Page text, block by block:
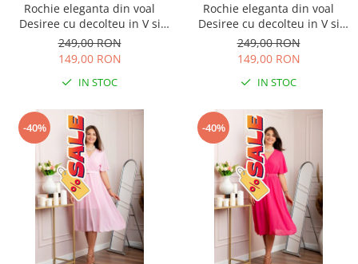
Rochie eleganta din voal
Desiree cu decolteu in V si
curea - Grena
249,00 RON
149,00 RON
IN STOC
Rochie eleganta din voal
Desiree cu decolteu in V si
curea - Fuchsia
249,00 RON
149,00 RON
IN STOC
-40% -40%